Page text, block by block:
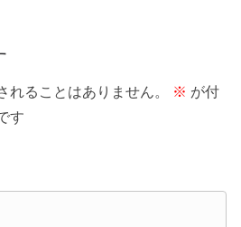
ることはありません。 ※ が付
す